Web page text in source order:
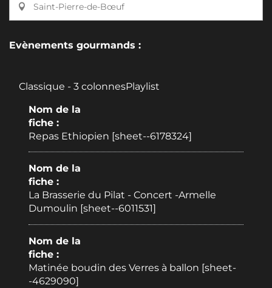
Saint-Pierre-de-Bœuf
Evènements gourmands :
Classique - 3 colonnesPlaylist
Nom de la
fiche :
Repas Ethiopien [sheet--6178324]
Nom de la
fiche :
La Brasserie du Pilat - Concert -Armelle
Dumoulin [sheet--6011531]
Nom de la
fiche :
Matinée boudin des Verres à ballon [sheet-
-4629090]